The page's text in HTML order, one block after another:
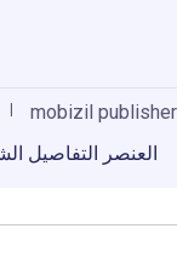
mobizil publisher